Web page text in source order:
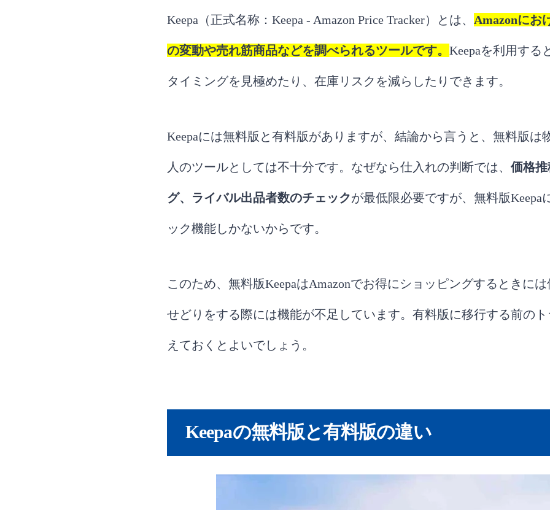
Keepa（正式名称：Keepa - Amazon Price Tracker）とは、 Amazonにお
の変動や売れ筋商品などを調べられるツールです。 Keepaを利用する
タイミングを見極めたり、在庫リスクを減らしたりできます。
Keepaには無料版と有料版がありますが、結論から言うと、無料版は
人のツールとしては不十分です。なぜなら仕入れの判断では、 価格
グ、ライバル出品者数のチェックが最低限必要ですが、無料版Keepa
ック機能しかないからです。
このため、無料版KeepaはAmazonでお得にショッピングするときに
せどりをする際には機能が不足しています。有料版に移行する前の
えておくとよいでしょう。
Keepaの無料版と有料版の違い